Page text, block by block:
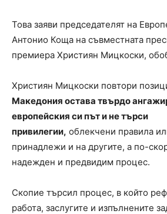
Това заяви председателят на
Антонио Коща на съвместната
премиера Християн Мицкоски,
Християн Мицкоски повтори
Македония остава твърдо
европейския си път и не търси
привилегии, облекчени правила
принадлежи и на другите, а по-
надежден и предвидим процес.
Скопие търсил процес, в който
работа, заслугите и изпълнените